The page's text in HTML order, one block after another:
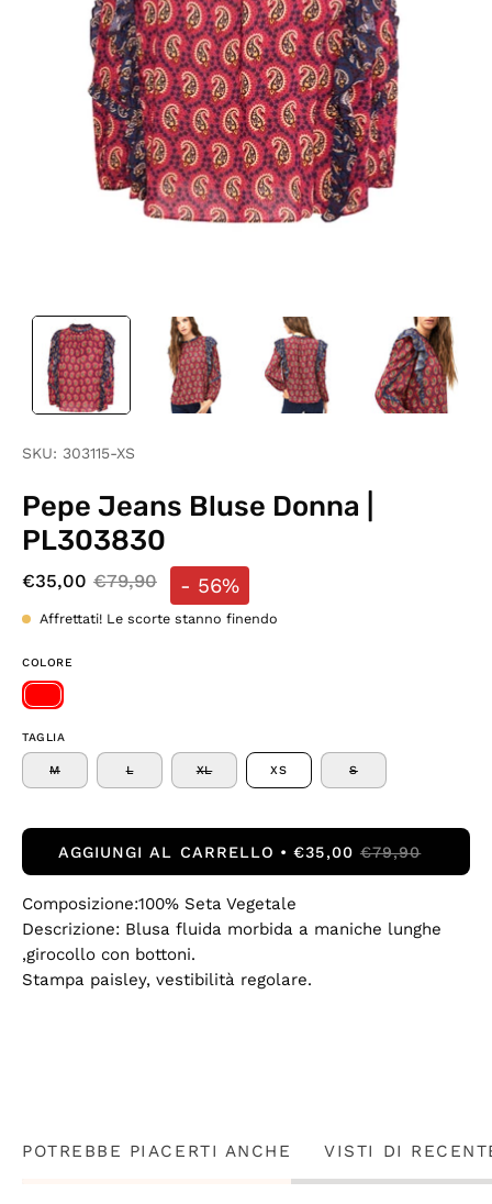
SKU: 303115-XS
Pepe Jeans Bluse Donna |
PL303830
€35,00 €79,90 - 56%
Affrettati! Le scorte stanno finendo
COLORE
TAGLIA
M L XL XS S
AGGIUNGI AL CARRELLO €35,00 €79,90
Composizione:100% Seta Vegetale
Descrizione: Blusa fluida morbida a maniche lunghe
,girocollo con bottoni.
Stampa paisley, vestibilità regolare.
POTREBBE PIACERTI ANCHE VISTI DI